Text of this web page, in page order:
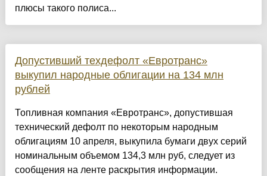
плюсы такого полиса...
Допустивший техдефолт «Евротранс»
выкупил народные облигации на 134 млн
рублей
Топливная компания «Евротранс», допустившая
технический дефолт по некоторым народным
облигациям 10 апреля, выкупила бумаги двух серий
номинальным объемом 134,3 млн руб, следует из
сообщения на ленте раскрытия информации.